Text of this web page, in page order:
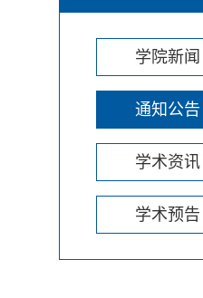
学院新闻
通知公告
学术资讯
学术预告